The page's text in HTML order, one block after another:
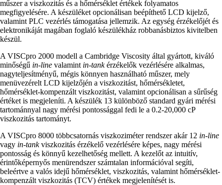
műszer a viszkozitás és a hőmérséklet értékek folyamatos
megfigyelésére. A készüléket opcionálisan beépíthető LCD kijelző,
valamint PLC vezérlés támogatása jellemzik. Az egység érzékelőjét és
elektronikáját magában foglaló készülékház robbanásbiztos kivitelben
készül.
A VISCpro 2000 modell a Cambridge Viscosity által gyártott, kiváló
minőségű in-line valamint in-tankérzékelők vezérlésére alkalmas,
nagyteljesítményű, mégis könnyen használható műszer, mely
menüvezérelt LCD kijelzőjén a viszkozitást, hőmérsékletet,
hőmérséklet-kompenzált viszkozitást, valamint opcionálisan a sűrűség
értéket is megjeleníti. A készülék 13 különböző standard gyári mérési
tartománnyal nagy mérési pontossággal fedi le a 0.2-20,000 cP
viszkozitás tartományt.
A VISCpro 8000 többcsatornás viszkoziméter rendszer akár 12 in-line
vagy in-tankviszkozitás érzékelő vezérlésére képes, nagy mérési
pontosság és könnyű kezelhetőség mellett. A kezelőt az intuitív,
érintőképernyős menürendszer számtalan információval segíti,
beleértve a valós idejű hőmérséklet, viszkozitás, valamint hőmérséklet-
kompenzált viszkozitás (TCV) értékek megjelenítését is.